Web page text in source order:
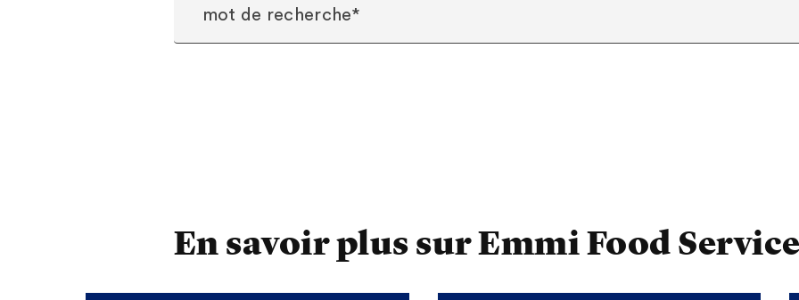
En savoir plus sur Emmi Food Service